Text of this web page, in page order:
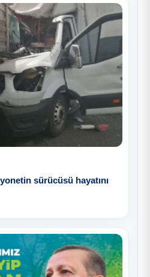
sürücüsü hayatını